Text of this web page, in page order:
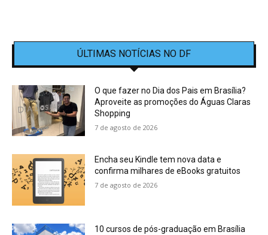
ÚLTIMAS NOTÍCIAS NO DF
O que fazer no Dia dos Pais em Brasília?
Aproveite as promoções do Águas Claras
Shopping
7 de agosto de 2026
Encha seu Kindle tem nova data e
confirma milhares de eBooks gratuitos
7 de agosto de 2026
10 cursos de pós-graduação em Brasília